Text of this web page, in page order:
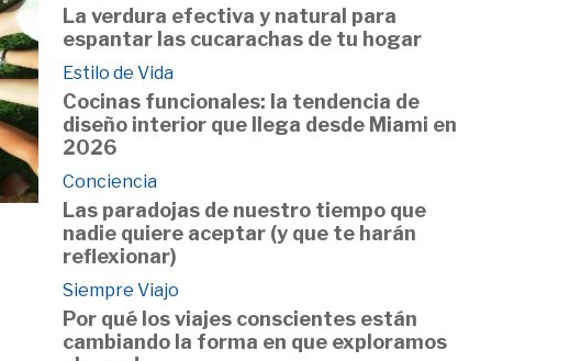
La verdura efectiva y natural para
espantar las cucarachas de tu hogar
Estilo de Vida
Cocinas funcionales: la tendencia de
diseño interior que llega desde Miami en
2026
Conciencia
Las paradojas de nuestro tiempo que
nadie quiere aceptar (y que te harán
reflexionar)
Siempre Viajo
Por qué los viajes conscientes están
cambiando la forma en que exploramos